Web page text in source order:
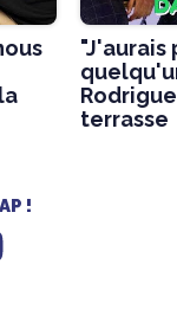
terrasse
!